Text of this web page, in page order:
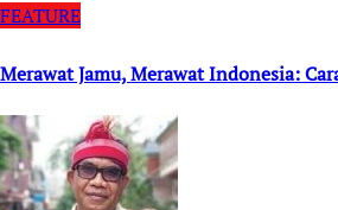
FEATURE
Merawat Jamu, Merawat Indonesia: